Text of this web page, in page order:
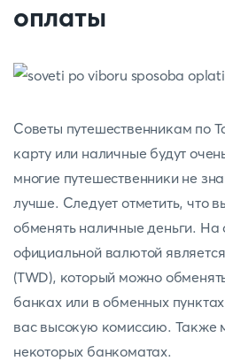
оплаты
Советы путешественникам по
карту или наличные будут
многие путешественники не
лучше. Следует отметить, что
обменять наличные деньги. На
официальной валютой
(TWD), который можно
банках или в обменных
вас высокую комиссию. Также
некоторых банкоматах.